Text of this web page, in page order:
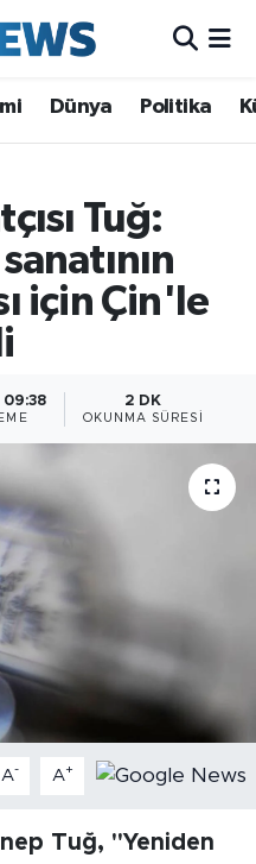
Dünya Politika
Tuğ:
için Çin'le
09:38 2 DK
OKUNMA SÜRESI
A- A+
Tuğ, "Yeniden